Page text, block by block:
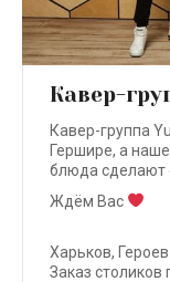
Кавер-
Кавер-группа
Гершире, а
блюда сделают
Ждём Вас
Харьков,
Заказ столиков